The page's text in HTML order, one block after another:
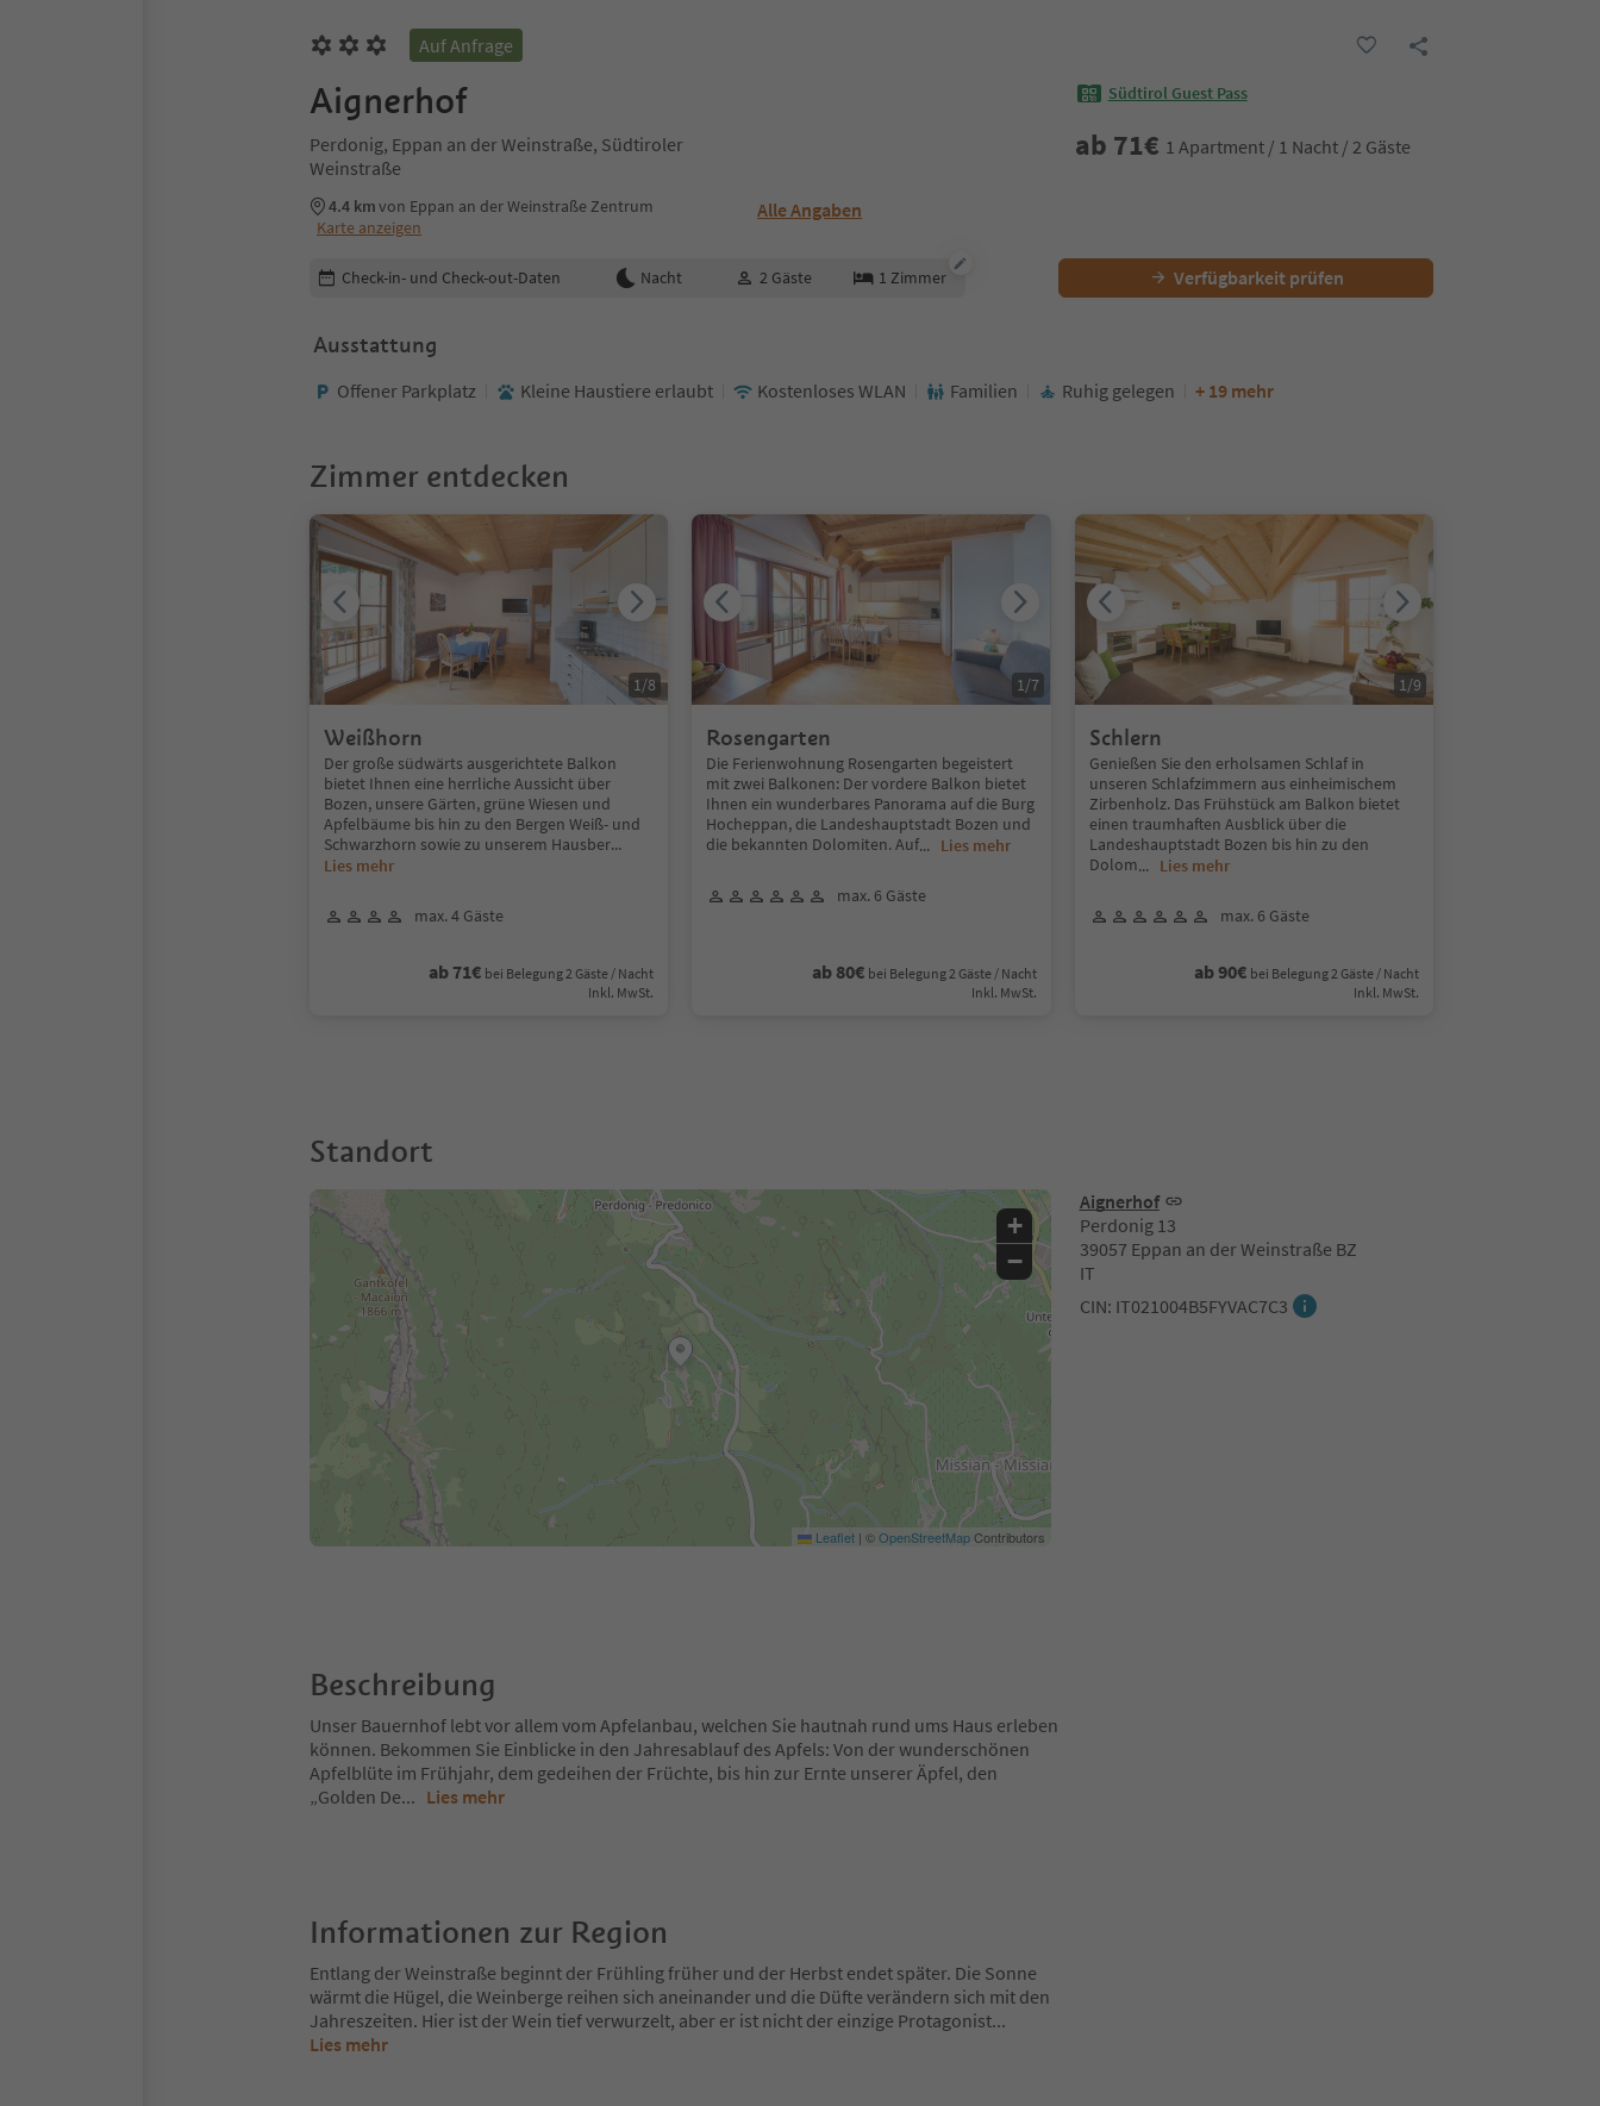
Auf Anfrage
Aignerhof
Perdonig, Eppan an der Weinstraße, Südtiroler
Weinstraße
4.4 kmvon Eppan an der Weinstraße Zentrum
Karte anzeigen
Alle Angaben
Südtirol Guest Pass
ab 71€ 1 Apartment / 1 Nacht / 2 Gäste
Buchungsdetails bearbeiten
Check-in- und Check-out-Daten Nacht 2 Gäste 1 Zimmer Verfügbarkeit prüfen
Ausstattung
Offener Parkplatz Kleine Haustiere erlaubt Kostenloses WLAN Familien Ruhig gelegen + 19 mehr
Zimmer entdecken
Weißhorn
Der große südwärts ausgerichtete Balkon
bietet Ihnen eine herrliche Aussicht über
Bozen, unsere Gärten, grüne Wiesen und
Apfelbäume bis hin zu den Bergen Weiß- und
Schwarzhorn sowie zu unserem Hausber...
Lies mehr
max. 4 Gäste
ab 71€ bei Belegung 2 Gäste / Nacht
Inkl. MwSt.
1/8
Rosengarten
Die Ferienwohnung Rosengarten begeistert
mit zwei Balkonen: Der vordere Balkon bietet
Ihnen ein wunderbares Panorama auf die Burg
Hocheppan, die Landeshauptstadt Bozen und
die bekannten Dolomiten. Auf... Lies mehr
max. 6 Gäste
ab 80€ bei Belegung 2 Gäste / Nacht
Inkl. MwSt.
1/7
Schlern
Genießen Sie den erholsamen Schlaf in
unseren Schlafzimmern aus einheimischem
Zirbenholz. Das Frühstück am Balkon bietet
einen traumhaften Ausblick über die
Landeshauptstadt Bozen bis hin zu den
Dolom... Lies mehr
max. 6 Gäste
ab 90€ bei Belegung 2 Gäste / Nacht
Inkl. MwSt.
1/9
Standort
Aignerhof
Perdonig 13
39057 Eppan an der Weinstraße BZ
IT
CIN: IT021004B5FYVAC7C3
+
−
Leaflet | ©OpenStreetMapContributors
Beschreibung
Unser Bauernhof lebt vor allem vom Apfelanbau, welchen Sie hautnah rund ums Haus erleben
können. Bekommen Sie Einblicke in den Jahresablauf des Apfels: Von der wunderschönen
Apfelblüte im Frühjahr, dem gedeihen der Früchte, bis hin zur Ernte unserer Äpfel, den
„Golden De... Lies mehr
Informationen zur Region
Entlang der Weinstraße beginnt der Frühling früher und der Herbst endet später. Die Sonne
wärmt die Hügel, die Weinberge reihen sich aneinander und die Düfte verändern sich mit den
Jahreszeiten. Hier ist der Wein tief verwurzelt, aber er ist nicht der einzige Protagonist...
Lies mehr